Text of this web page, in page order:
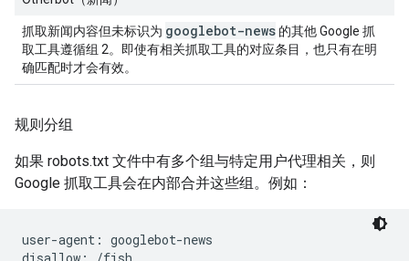
抓取新闻内容但未标识为 googlebot-news 的其他 Google 抓
取工具遵循组 2。即使有相关抓取工具的对应条目，也只有在明
确匹配时才会有效。
规则分组
如果 robots.txt 文件中有多个组与特定用户代理相关，则
Google 抓取工具会在内部合并这些组。例如：
user-agent: googlebot-news